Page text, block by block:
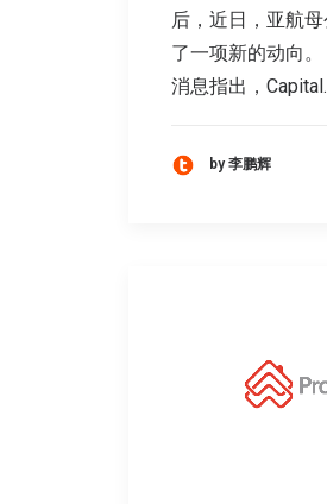
后，近日，亚航
了一项新的动向
消息指出，
by 李鹏辉